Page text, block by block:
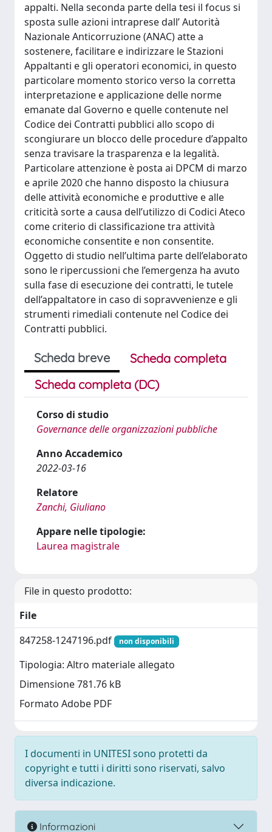
appalti. Nella seconda parte della tesi il focus si
sposta sulle azioni intraprese dall’ Autorità
Nazionale Anticorruzione (ANAC) atte a
sostenere, facilitare e indirizzare le Stazioni
Appaltanti e gli operatori economici, in questo
particolare momento storico verso la corretta
interpretazione e applicazione delle norme
emanate dal Governo e quelle contenute nel
Codice dei Contratti pubblici allo scopo di
scongiurare un blocco delle procedure d’appalto
senza travisare la trasparenza e la legalità.
Particolare attenzione è posta ai DPCM di marzo
e aprile 2020 che hanno disposto la chiusura
delle attività economiche e produttive e alle
criticità sorte a causa dell’utilizzo di Codici Ateco
come criterio di classificazione tra attività
economiche consentite e non consentite.
Oggetto di studio nell’ultima parte dell’elaborato
sono le ripercussioni che l’emergenza ha avuto
sulla fase di esecuzione dei contratti, le tutele
dell’appaltatore in caso di sopravvenienze e gli
strumenti rimediali contenute nel Codice dei
Contratti pubblici.
Scheda breve
Scheda completa
Scheda completa (DC)
Corso di studio
Governance delle organizzazioni pubbliche
Anno Accademico
2022-03-16
Relatore
Zanchi, Giuliano
Appare nelle tipologie:
Laurea magistrale
File in questo prodotto:
File
847258-1247196.pdf
non disponibili
Tipologia: Altro materiale allegato
Dimensione 781.76 kB
Formato Adobe PDF
I documenti in UNITESI sono protetti da
copyright e tutti i diritti sono riservati, salvo
diversa indicazione.
Informazioni